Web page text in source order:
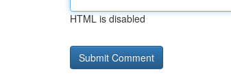
HTML is disabled